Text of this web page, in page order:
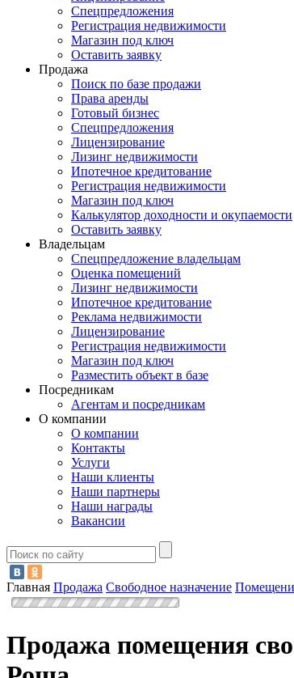
Спецпредложения
Регистрация недвижимости
Магазин под ключ
Оставить заявку
Продажа
Поиск по базе продажи
Права аренды
Готовый бизнес
Спецпредложения
Лицензирование
Лизинг недвижимости
Ипотечное кредитование
Регистрация недвижимости
Магазин под ключ
Калькулятор доходности и окупаемости
Оставить заявку
Владельцам
Спецпредложение владельцам
Оценка помещений
Лизинг недвижимости
Ипотечное кредитование
Реклама недвижимости
Лицензирование
Регистрация недвижимости
Магазин под ключ
Разместить объект в базе
Посредникам
Агентам и посредникам
О компании
О компании
Контакты
Услуги
Наши клиенты
Наши партнеры
Наши награды
Вакансии
Главная Продажа Свободное назначение
Продажа помещения